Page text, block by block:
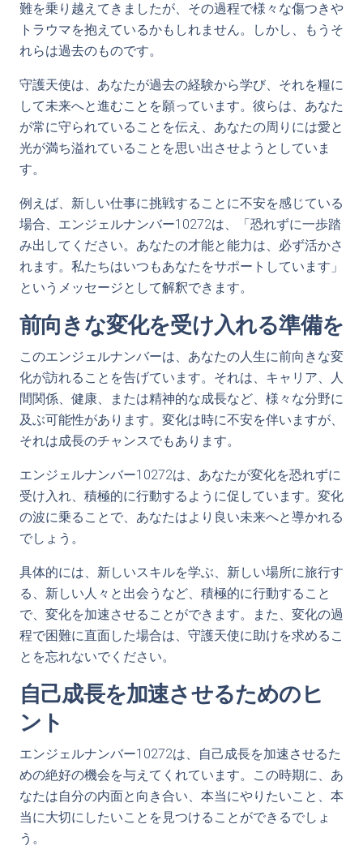
難を乗り越えてきましたが、その過程で様々な傷つきや
トラウマを抱えているかもしれません。しかし、もうそ
れらは過去のものです。
守護天使は、あなたが過去の経験から学び、それを糧に
して未来へと進むことを願っています。彼らは、あなた
が常に守られていることを伝え、あなたの周りには愛と
光が満ち溢れていることを思い出させようとしていま
す。
例えば、新しい仕事に挑戦することに不安を感じている
場合、エンジェルナンバー10272は、「恐れずに一歩踏
み出してください。あなたの才能と能力は、必ず活かさ
れます。私たちはいつもあなたをサポートしています」
というメッセージとして解釈できます。
前向きな変化を受け入れる準備を
このエンジェルナンバーは、あなたの人生に前向きな変
化が訪れることを告げています。それは、キャリア、人
間関係、健康、または精神的な成長など、様々な分野に
及ぶ可能性があります。変化は時に不安を伴いますが、
それは成長のチャンスでもあります。
エンジェルナンバー10272は、あなたが変化を恐れずに
受け入れ、積極的に行動するように促しています。変化
の波に乗ることで、あなたはより良い未来へと導かれる
でしょう。
具体的には、新しいスキルを学ぶ、新しい場所に旅行す
る、新しい人々と出会うなど、積極的に行動すること
で、変化を加速させることができます。また、変化の過
程で困難に直面した場合は、守護天使に助けを求めるこ
とを忘れないでください。
自己成長を加速させるためのヒ
ント
エンジェルナンバー10272は、自己成長を加速させるた
めの絶好の機会を与えてくれています。この時期に、あ
なたは自分の内面と向き合い、本当にやりたいこと、本
当に大切にしたいことを見つけることができるでしょ
う。